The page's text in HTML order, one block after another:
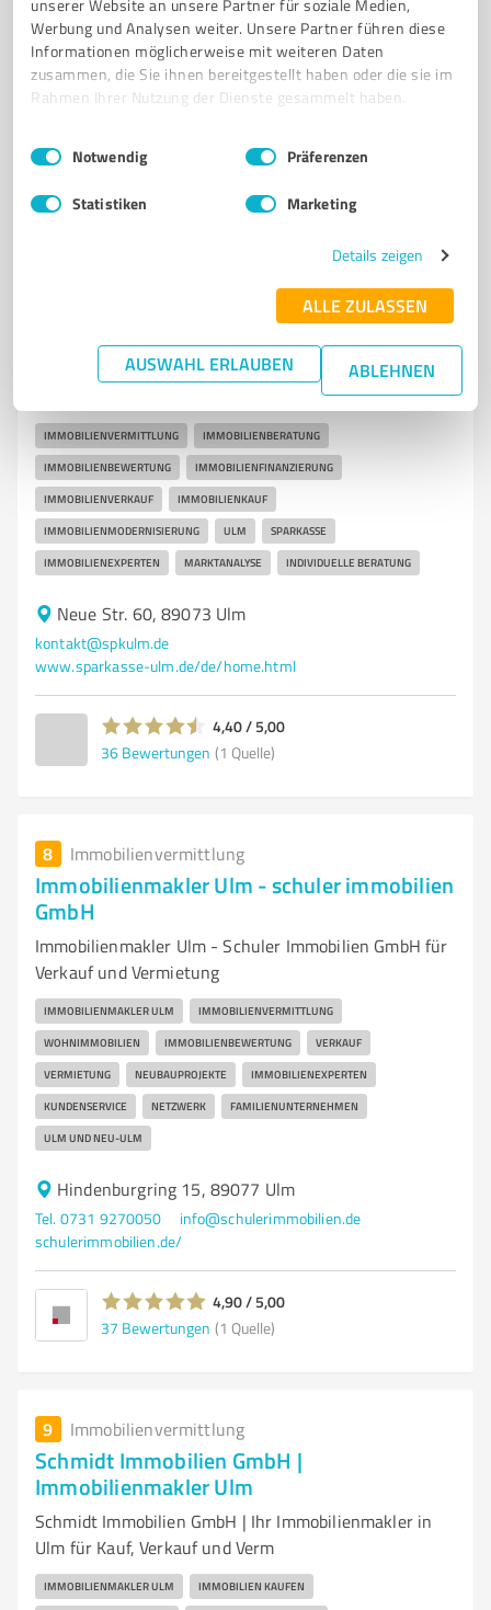
unserer Website an unsere Partner für soziale Medien,
Werbung und Analysen weiter. Unsere Partner führen diese
Informationen möglicherweise mit weiteren Daten
zusammen, die Sie ihnen bereitgestellt haben oder die sie im
Rahmen Ihrer Nutzung der Dienste gesammelt haben.
Impressum Datenschutzbestimmungen
Einwilligungsauswahl
Notwendig Präferenzen
Statistiken Marketing
Details zeigen
ALLE ZULASSEN
AUSWAHL ERLAUBEN ABLEHNEN
IMMOBILIENMANAGEMENT
Magirushof 51, 89077 Ulm
kontakt@immobilienmeisterei.de
38 Bewertungen (1 Quelle)
Immobilienvermittlung und Beratung in Ulm -
IMMOBILIENVERMITTLUNG IMMOBILIENBERATUNG
IMMOBILIENBEWERTUNG IMMOBILIENFINANZIERUNG
IMMOBILIENVERKAUF IMMOBILIENKAUF
IMMOBILIENMODERNISIERUNG ULM SPARKASSE
IMMOBILIENEXPERTEN MARKTANALYSE INDIVIDUELLE BERATUNG
Neue Str. 60, 89073 Ulm
kontakt@spkulm.de
www.sparkasse-ulm.de/de/home.html
4,40 / 5,00
36 Bewertungen (1 Quelle)
8 Immobilienvermittlung
Immobilienmakler Ulm - schuler immobilien
GmbH
Immobilienmakler Ulm - Schuler Immobilien GmbH für
Verkauf und Vermietung
IMMOBILIENMAKLER ULM IMMOBILIENVERMITTLUNG
WOHNIMMOBILIEN IMMOBILIENBEWERTUNG VERKAUF
VERMIETUNG NEUBAUPROJEKTE IMMOBILIENEXPERTEN
KUNDENSERVICE NETZWERK FAMILIENUNTERNEHMEN
ULM UND NEU-ULM
Hindenburgring 15, 89077 Ulm
Tel. 0731 9270050
info@schulerimmobilien.de
schulerimmobilien.de/
4,90 / 5,00
37 Bewertungen (1 Quelle)
9 Immobilienvermittlung
Schmidt Immobilien GmbH |
Immobilienmakler Ulm
Schmidt Immobilien GmbH | Ihr Immobilienmakler in
Ulm für Kauf, Verkauf und Verm
IMMOBILIENMAKLER ULM IMMOBILIEN KAUFEN